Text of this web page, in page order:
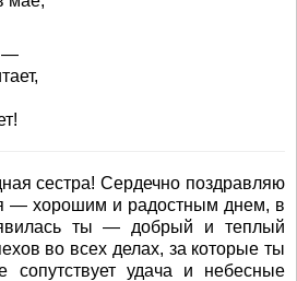
—
сестра! Сердечно поздравляю
— хорошим и радостным днем, в
ты — добрый и теплый
во всех делах, за которые ты
сопутствует удача и небесные